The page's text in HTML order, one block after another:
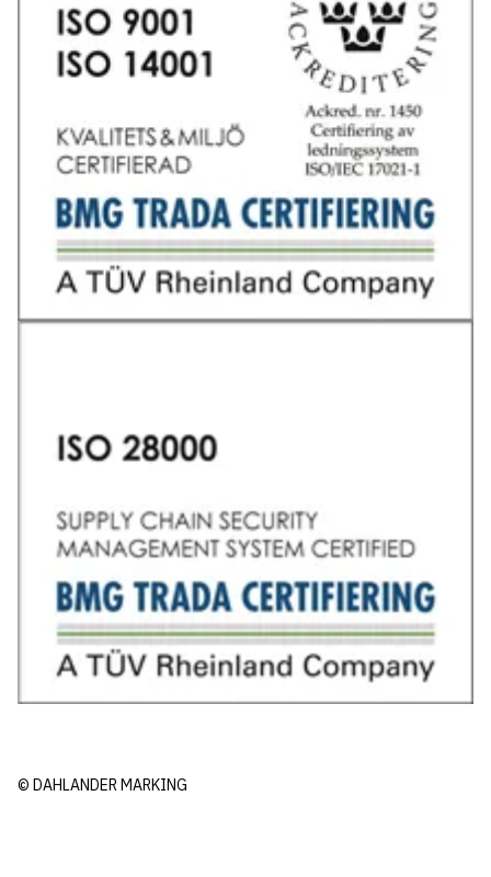
© DAHLANDER MARKING